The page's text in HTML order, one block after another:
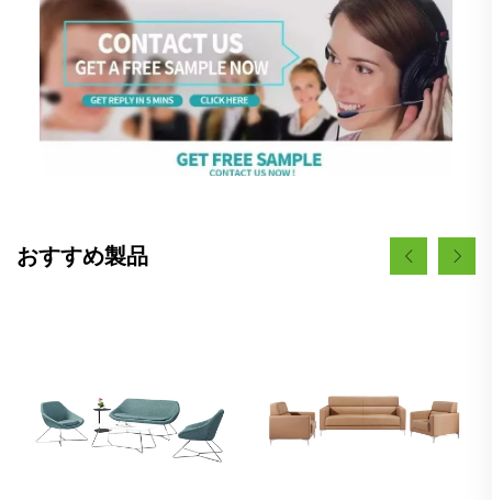
おすすめ製品